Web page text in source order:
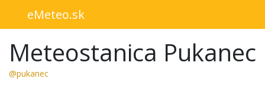
eMeteo.sk
Meteostanica Pukanec
@pukanec